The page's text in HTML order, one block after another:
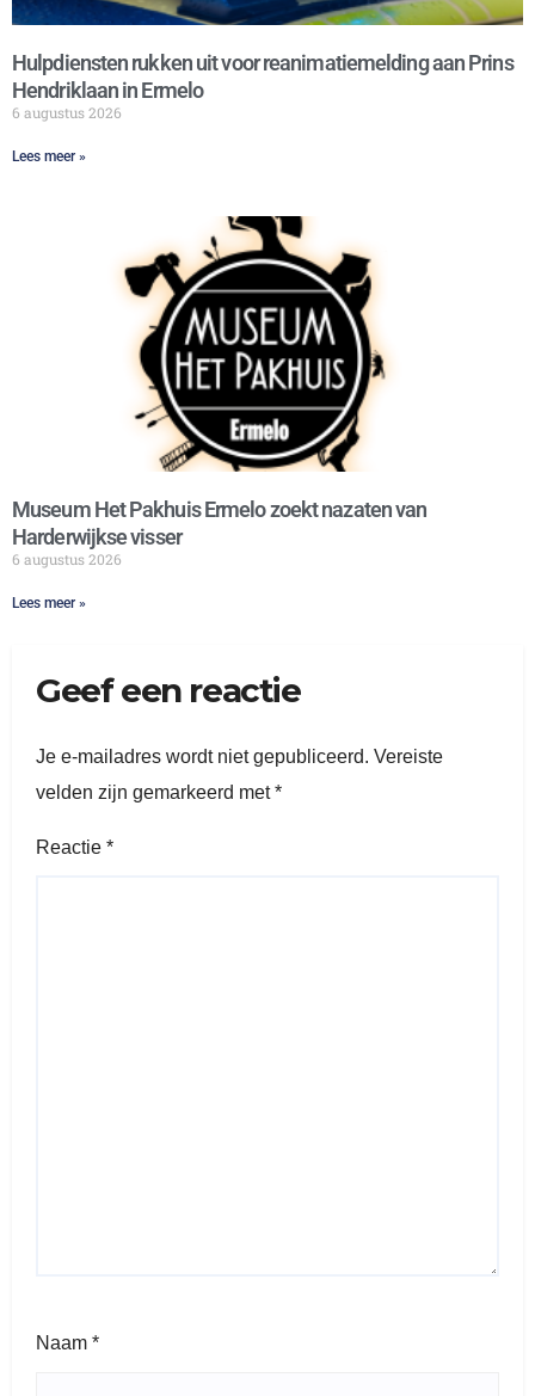
Hulpdiensten rukken uit voor reanimatiemelding aan Prins
Hendriklaan in Ermelo
6 augustus 2026
Lees meer »
Museum Het Pakhuis Ermelo zoekt nazaten van
Harderwijkse visser
6 augustus 2026
Lees meer »
Geef een reactie
Je e-mailadres wordt niet gepubliceerd. Vereiste
velden zijn gemarkeerd met*
Reactie *
Naam *